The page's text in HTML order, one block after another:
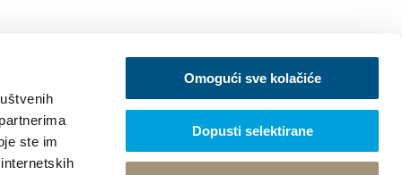
ste im
Omogući sve kolačiće
Dopusti selektirane